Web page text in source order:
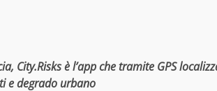
City.Risks è l’app che tramite GPS
e degrado urbano